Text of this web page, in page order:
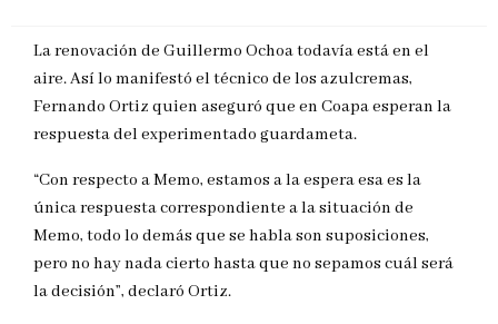
La renovación de Guillermo Ochoa todavía está en el
aire. Así lo manifestó el técnico de los azulcremas,
Fernando Ortiz quien aseguró que en Coapa esperan la
respuesta del experimentado guardameta.
“Con respecto a Memo, estamos a la espera esa es la
única respuesta correspondiente a la situación de
Memo, todo lo demás que se habla son suposiciones,
pero no hay nada cierto hasta que no sepamos cuál será
la decisión”, declaró Ortiz.